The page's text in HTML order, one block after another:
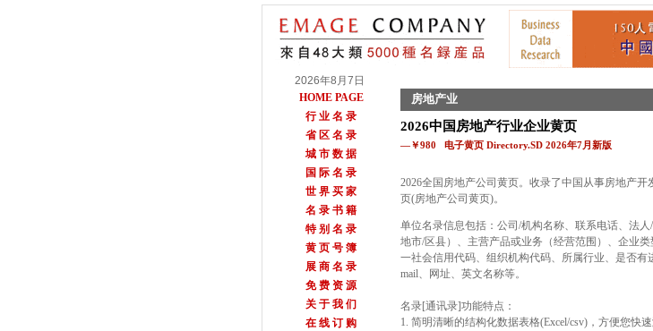
2026年8月7日
HOME PAGE
行 业 名 录
省 区 名 录
城 市 数 据
国 际 名 录
世 界 买 家
名 录 书 籍
特 别 名 录
黄 页 号 簿
展 商 名 录
免 费 资 源
关 于 我 们
在 线 订 购
房地产业
2026中国房地产行业企业黄页
—￥980 电子黄页 Directory.SD 2026年7月新版
2026全国房地产公司黄页。收录了中国从事房地产
页(房地产公司黄页)。
单位名录信息包括：公司/机构名称、联系电话、法
地市/区县）、主营产品或业务（经营范围）、企业
一社会信用代码、组织机构代码、所属行业、是否有
mail、网址、英文名称等。
名录[通讯录]功能特点：
1. 简明清晰的结构化数据表格(Excel/csv)，方便您快